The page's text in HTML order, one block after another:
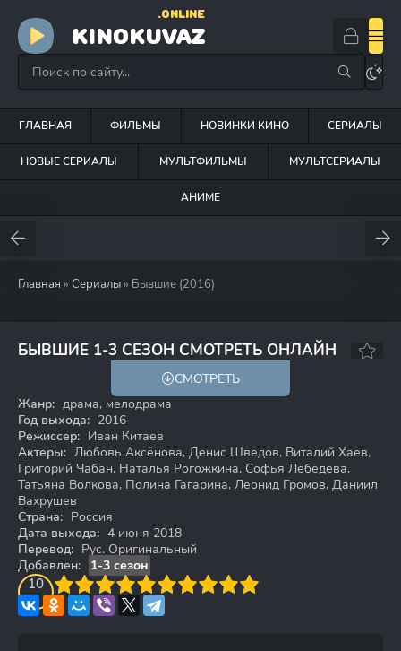
KINOKUVAZ
.ONLINE
ГЛАВНАЯ ФИЛЬМЫ НОВИНКИ КИНО СЕРИАЛЫ
НОВЫЕ СЕРИАЛЫ МУЛЬТФИЛЬМЫ МУЛЬТСЕРИАЛЫ
АНИМЕ
Главная » Сериалы » Бывшие (2016)
БЫВШИЕ 1-3 СЕЗОН СМОТРЕТЬ ОНЛАЙН
7.7 7.1
СМОТРЕТЬ
Жанр: драма, мелодрама
Год выхода: 2016
Режиссер: Иван Китаев
Актеры: Любовь Аксёнова, Денис Шведов, Виталий Хаев,
Григорий Чабан, Наталья Рогожкина, Софья Лебедева,
Татьяна Волкова, Полина Гагарина, Леонид Громов, Даниил
Вахрушев
Страна: Россия
Дата выхода: 4 июня 2018
Перевод: Рус. Оригинальный
Добавлен:
1-3 сезон
10
4 5 6 7 8 9 10